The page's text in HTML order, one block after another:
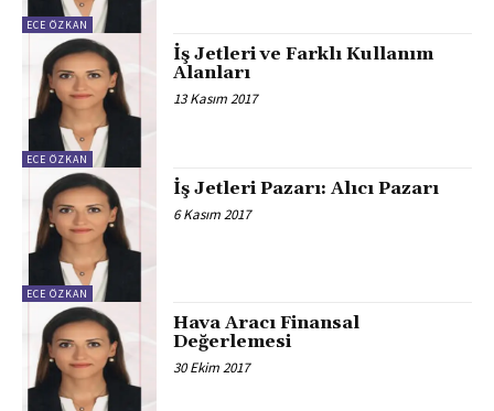
ECE ÖZKAN
ECE ÖZKAN
İş Jetleri ve Farklı Kullanım
Alanları
13 Kasım 2017
ECE ÖZKAN
İş Jetleri Pazarı: Alıcı Pazarı
6 Kasım 2017
Hava Aracı Finansal
Değerlemesi
30 Ekim 2017